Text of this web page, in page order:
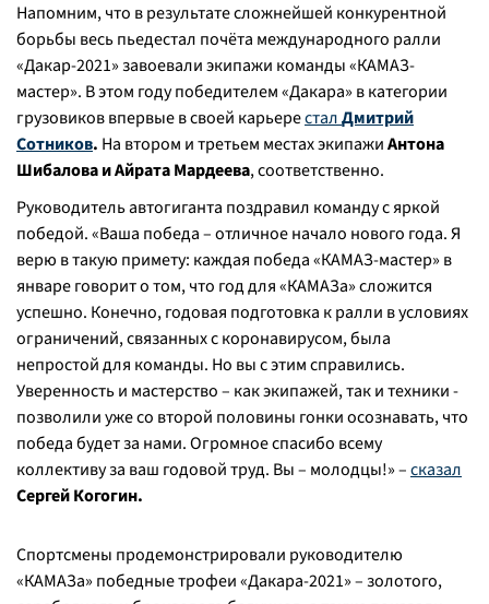
Напомним, что в результате сложнейшей конкурентной
борьбы весь пьедестал почёта международного ралли
«Дакар-2021» завоевали экипажи команды «КАМАЗ-
мастер». В этом году победителем «Дакара» в категории
грузовиков впервые в своей карьересталДмитрий
Сотников. На втором и третьем местах экипажиАнтона
Шибалова и Айрата Мардеева, соответственно.
Руководитель автогиганта поздравил команду с яркой
победой.«Ваша победа – отличное начало нового года. Я
верю в такую примету: каждая победа «КАМАЗ-мастер» в
январе говорит о том, что год для «КАМАЗа» сложится
успешно. Конечно, годовая подготовка к ралли в условиях
ограничений, связанных с коронавирусом, была
непростой для команды. Но вы с этим справились.
Уверенность и мастерство – как экипажей, так и техники -
позволили уже со второй половины гонки осознавать, что
победа будет за нами. Огромное спасибо всему
коллективу за ваш годовой труд. Вы – молодцы!»–сказал
Сергей Когогин.
Спортсмены продемонстрировали руководителю
«КАМАЗа» победные трофеи «Дакара-2021» – золотого,